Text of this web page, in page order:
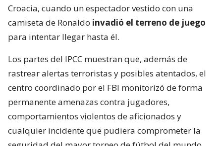
Croacia, cuando un espectador vestido con una
camiseta de Ronaldo invadió el terreno de juego
para intentar llegar hasta él.
Los partes del IPCC muestran que, además de
rastrear alertas terroristas y posibles atentados, el
centro coordinado por el FBI monitorizó de forma
permanente amenazas contra jugadores,
comportamientos violentos de aficionados y
cualquier incidente que pudiera comprometer la